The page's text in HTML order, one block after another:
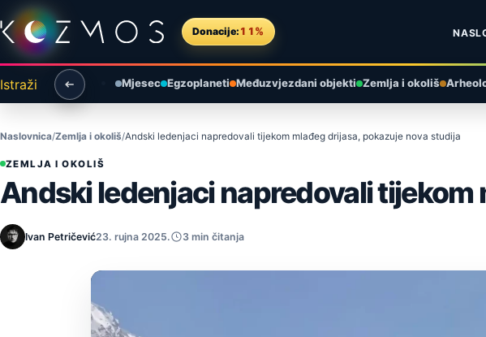
Preskoči na sadržaj
Donacije: 11%
Istraži Mjesec Egzoplaneti Međuzvjezdani objekti Zemlja i okoliš
Naslovnica Zemlja i okoliš Andski ledenjaci napredovali tijekom mlađeg drijasa, pokazuje nova studija
ZEMLJA I OKOLIŠ
Andski ledenjaci napredovali
Ivan Petričević23. rujna 2025. 3 min čitanja